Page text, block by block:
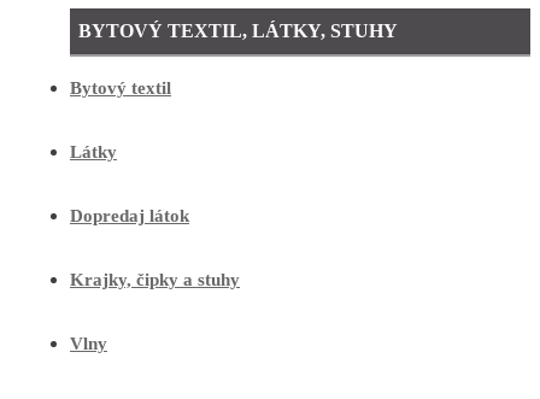
BYTOVÝ TEXTIL, LÁTKY, STUHY
Bytový textil
Látky
Dopredaj látok
Krajky, čipky a stuhy
Vlny